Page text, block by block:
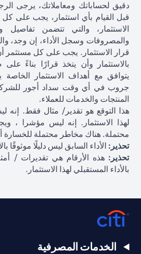
دقيق لحساباتك ومعاملاتك، يرجى
قبل القيام بأي استثمار، يجب على
الاستثمار، والتي تتضمن
والمصروفات وسجل الأداء، إن وجد،
قرار الاستثمار. يجب على كل مستثمر
بالاستثمار وأن يتخذ قرارًا بناءً
يتوافق مع أهداف الاستثمار
جروب في أي وقت سداد أجور للشركات
المنتجات والخدمات للعملاء.
هذا التوقع هو تقدير/ مثال فقط. إنه
لهذا الاستثمار. إنه ليس مؤشرا ،
محتملة. هناك مخاطر محتملة للخسارة
تحذير: الأداء السابق ليس دليلًا موثوقًا
تحذير: هذه الأرقام هي تقديرات /
بالأداء المستقبلي لهذا الاستثمار.
الخدمات المصرفية